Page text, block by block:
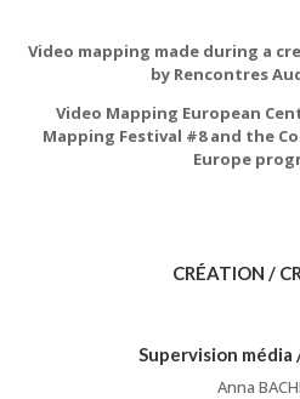
Video mapping made during a
by Rencontres
Video Mapping European
Mapping Festival #8 and the
Europe
CRÉATION /
Supervision média
Anna